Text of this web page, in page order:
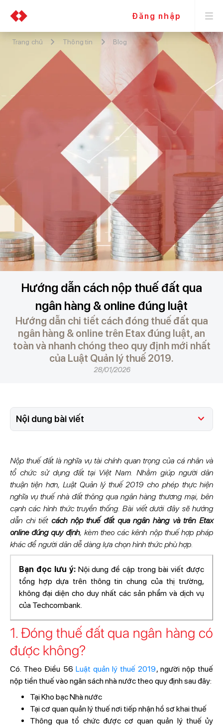
Đăng nhập
Trang chủ Thông tin Blog
Hướng dẫn cách nộp thuế đất qua
ngân hàng & online đúng luật
Hướng dẫn chi tiết cách đóng thuế đất qua
ngân hàng & online trên Etax đúng luật, an
toàn và nhanh chóng theo quy định mới nhất
của Luật Quản lý thuế 2019.
28/01/2026
Nội dung bài viết
Nộp thuế đất là nghĩa vụ tài chính quan trọng của cá nhân và
tổ chức sử dụng đất tại Việt Nam. Nhằm giúp người dân
thuận tiện hơn, Luật Quản lý thuế 2019 cho phép thực hiện
nghĩa vụ thuế nhà đất thông qua ngân hàng thương mại, bên
cạnh các hình thức truyền thống. Bài viết dưới đây sẽ hướng
dẫn chi tiết cách nộp thuế đất qua ngân hàng và trên Etax
online đúng quy định, kèm theo các kênh nộp thuế hợp pháp
khác để người dân dễ dàng lựa chọn hình thức phù hợp.
Bạn đọc lưu ý:Nội dung đề cập trong bài viết được
tổng hợp dựa trên thông tin chung của thị trường,
không đại diện cho duy nhất các sản phẩm và dịch vụ
của Techcombank.
1. Đóng thuế đất qua ngân hàng có
được không?
Có. Theo Điều 56 Luật quản lý thuế 2019, người nộp thuế
nộp tiền thuế vào ngân sách nhà nước theo quy định sau đây:
Tại Kho bạc Nhà nước
Tại cơ quan quản lý thuế nơi tiếp nhận hồ sơ khai thuế
Thông qua tổ chức được cơ quan quản lý thuế ủy